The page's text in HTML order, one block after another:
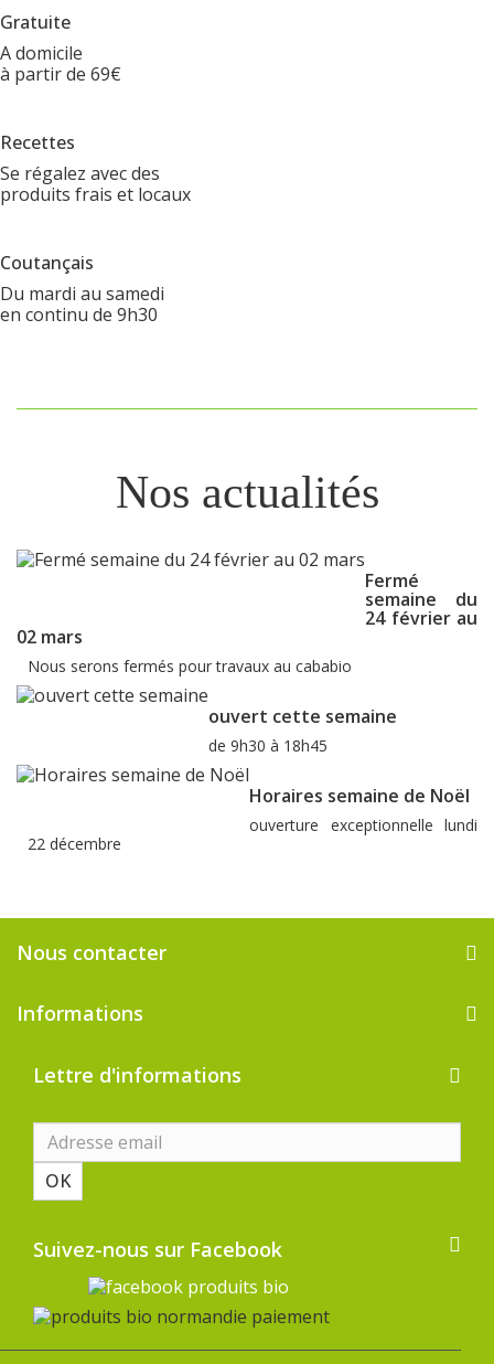
Gratuite
A domicile
à partir de 69€
Recettes
Se régalez avec des
produits frais et locaux
Coutançais
Du mardi au samedi
en continu de 9h30
Nos actualités
Fermé
semaine du
24 février au
02 mars
Nous serons fermés pour travaux au cababio
ouvert cette semaine
de 9h30 à 18h45
Horaires semaine de Noël
ouverture exceptionnelle lundi
22 décembre
Nous contacter
Informations
Lettre d'informations
OK
Suivez-nous sur Facebook